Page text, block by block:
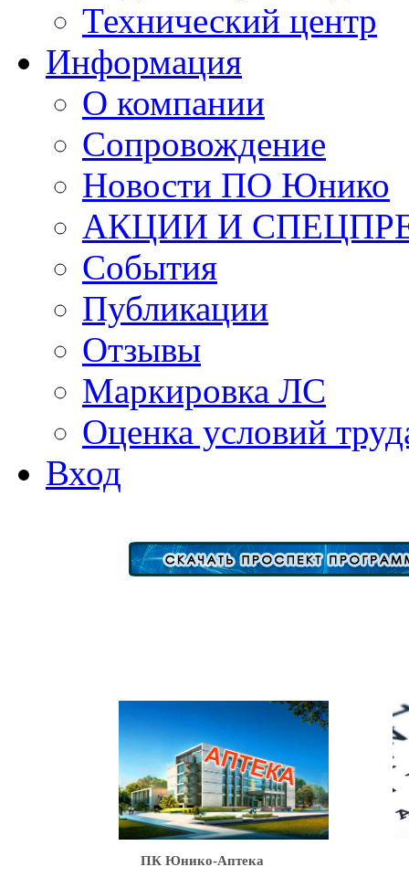
Технический центр
Информация
О компании
Сопровождение
Новости ПО Юнико
АКЦИИ И
События
Публикации
Отзывы
Маркировка ЛС
Оценка условий
Вход
ПК Юнико-Аптека